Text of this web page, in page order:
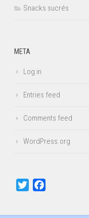
Snacks sucrés
META
Log in
Entries feed
Comments feed
WordPress.org
Twitter